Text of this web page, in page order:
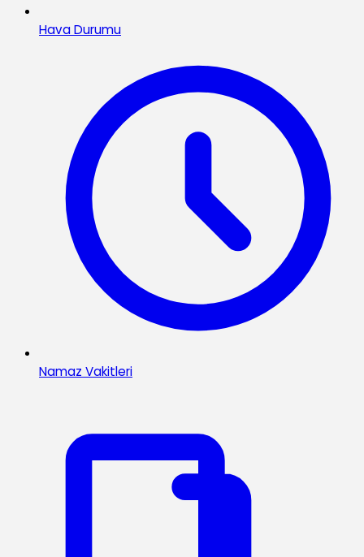
Hava Durumu
Namaz Vakitleri